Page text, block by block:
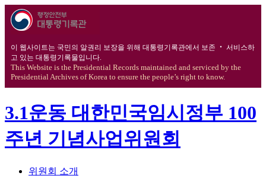
이 웹사이트는 국민의 알권리 보장을 위해 대통령기록관에서 보존 ‧ 서비스하
고 있는 대통령기록물입니다.
This Website is the Presidential Records maintained and serviced by the
Presidential Archives of Korea to ensure the people’s right to know.
3.1운동 대한민국임시정부 100
주년 기념사업위원회
위원회 소개